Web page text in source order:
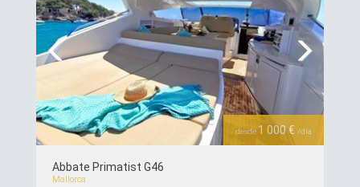
desde 1 000 € /día
Abbate Primatist G46
Mallorca